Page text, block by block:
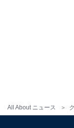
All About ニュース